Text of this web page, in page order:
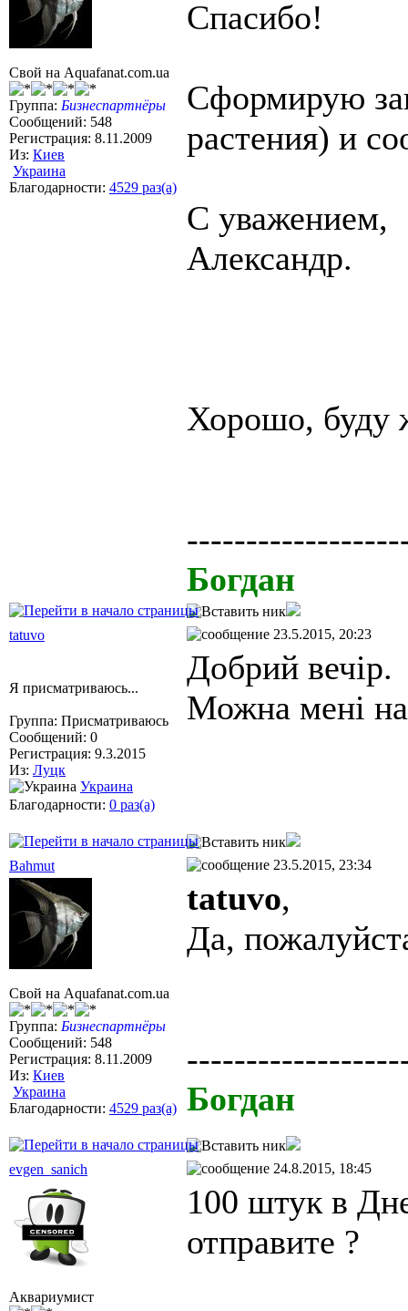
Свой на Aquafanat.com.ua
Группа: Бизнеспартнёры
Сообщений: 548
Регистрация: 8.11.2009
Из: Киев
Украина
Благодарности: 4529 раз(а)
Спасибо!
Сформирую
растения) и
С уважением,
Александр.
Хорошо, буду
Богдан
tatuvo 23.5.2015, 20:23
Я присматриваюсь...
Группа: Присматриваюсь
Сообщений: 0
Регистрация: 9.3.2015
Из: Луцк
Украина
Благодарности: 0 раз(а)
Добрий вечір.
Можна мені
Bahmut 23.5.2015, 23:34
Свой на Aquafanat.com.ua
Группа: Бизнеспартнёры
Сообщений: 548
Регистрация: 8.11.2009
Из: Киев
Украина
Благодарности: 4529 раз(а)
tatuvo,
Да,
Богдан
evgen_sanich 24.8.2015, 18:45
Аквариумист
100 штук в
отправите ?